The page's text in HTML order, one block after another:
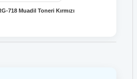
718 Muadil Toneri Kırmızı